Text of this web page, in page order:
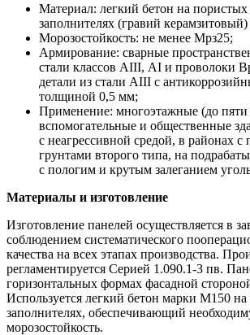
Материал: легкий бетон на
заполнителях (гравий
Морозостойкость: не менее Мрз25;
Армирование: сварные
стали классов АIII, АI и проволоки
детали из стали АIII с
толщиной 0,5 мм;
Применение: многоэтажные (до пяти
вспомогательные и общественные
с неагрессивной средой, в районах
грунтами второго типа, на
с пологим и крутым залеганием
Материалы и изготовление
Изготовление панелей осуществляется в
соблюдением систематического
качества на всех этапах производства.
регламентируется Серией 1.090.1-3 пв.
горизонтальных формах фасадной
Используется легкий бетон марки М150
заполнителях, обеспечивающий
морозостойкость.